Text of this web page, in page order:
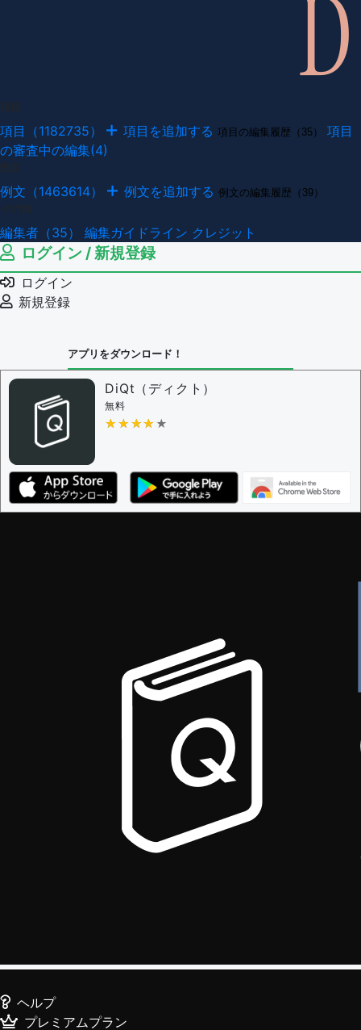
項目（1182735） 項目を追加する 項目の編集履歴（35）
項目
の審査中の編集(4)
例文（1463614） 例文を追加する 例文の編集履歴（39）
編集者（35） 編集ガイドライン クレジット
ログイン / 新規登録
ログイン
新規登録
アプリをダウンロード！
DiQt（ディクト）
無料
★★★★★
★★★★★
ヘルプ
プレミアムプラン